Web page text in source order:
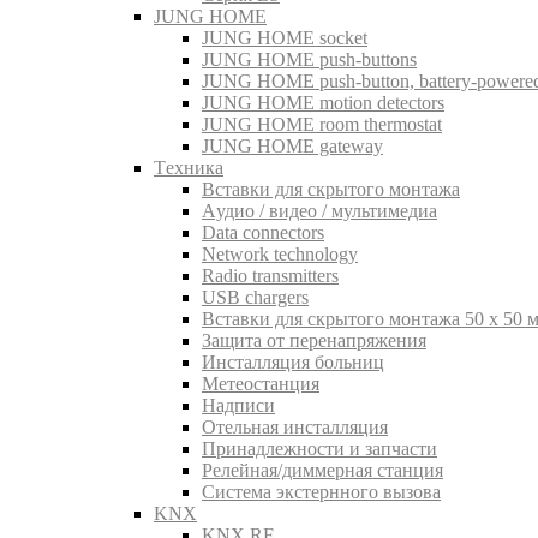
JUNG HOME
JUNG HOME socket
JUNG HOME push-buttons
JUNG HOME push-button, battery-
JUNG HOME motion detectors
JUNG HOME room thermostat
JUNG HOME gateway
Tехника
Вставки для скрытого монтажа
Aудио / видео / мультимедиа
Data connectors
Network technology
Radio transmitters
USB chargers
Вставки для скрытого монтажа 50 x 50
Защита от перенапряжения
Инсталляция больниц
Метеостанция
Надписи
Отельная инсталляция
Принадлежности и запчасти
Релейная/диммерная станция
Система экстернного вызова
KNX